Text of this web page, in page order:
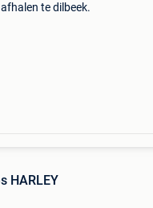
te dilbeek.
HARLEY